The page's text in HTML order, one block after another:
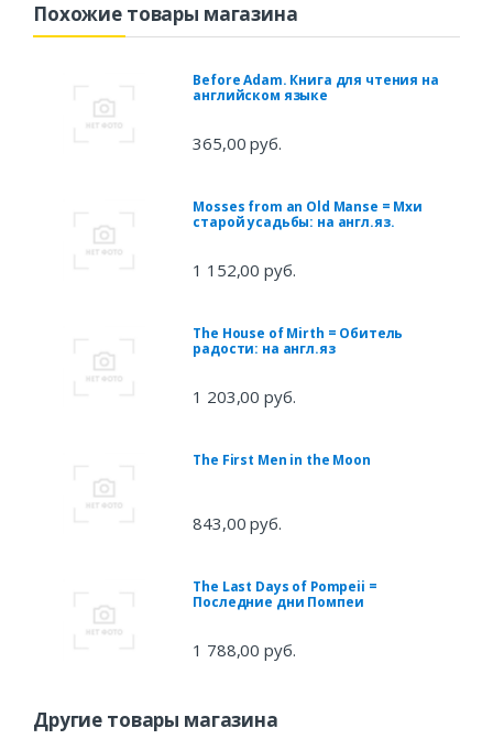
Похожие товары магазина
Before Adam. Книга для чтения на
английском языке
365,00 руб.
Mosses from an Old Manse = Мхи
старой усадьбы: на англ.яз.
1 152,00 руб.
The House of Mirth = Обитель
радости: на англ.яз
1 203,00 руб.
The First Men in the Moon
843,00 руб.
The Last Days of Pompeii =
Последние дни Помпеи
1 788,00 руб.
Другие товары магазина